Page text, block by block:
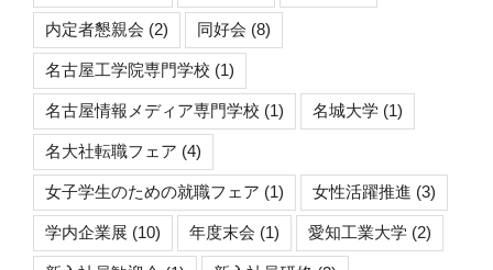
内定者懇親会 (2) 同好会 (8)
名古屋工学院専門学校 (1)
名古屋情報メディア専門学校 (1) 名城大学 (1)
名大社転職フェア (4)
女子学生のための就職フェア (1) 女性活躍推進 (3)
学内企業展 (10) 年度末会 (1) 愛知工業大学 (2)